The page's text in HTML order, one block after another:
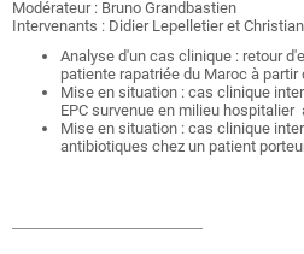
Modérateur : Bruno Grandbastien
Intervenants : Didier Lepelletier et
Analyse d'un cas clinique : retour
patiente rapatriée du Maroc à
Mise en situation : cas clinique
EPC survenue en milieu
Mise en situation : cas clinique
antibiotiques chez un patient